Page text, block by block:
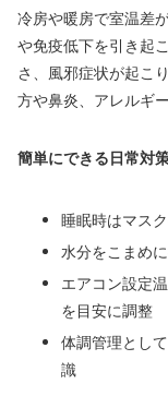
冷房や暖房で室温差
や免疫低下を引き起
さ、風邪症状が起こ
方や鼻炎、アレルギ
簡単にできる日常対
睡眠時はマス
水分をこまめ
エアコン設定
を目安に調整
体調管理とし
識